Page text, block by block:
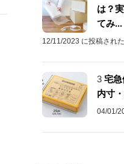
は？
てみ...
12/11/2023 に投稿された
3 宅急
内寸
04/01/